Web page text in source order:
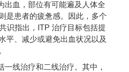
出血，部位有可能遍及人体全
是患者的疲惫感。因此，多个
识指出，ITP 治疗目标包括提
平、减少或避免出血状况以及
一线治疗和二线治疗。其中，